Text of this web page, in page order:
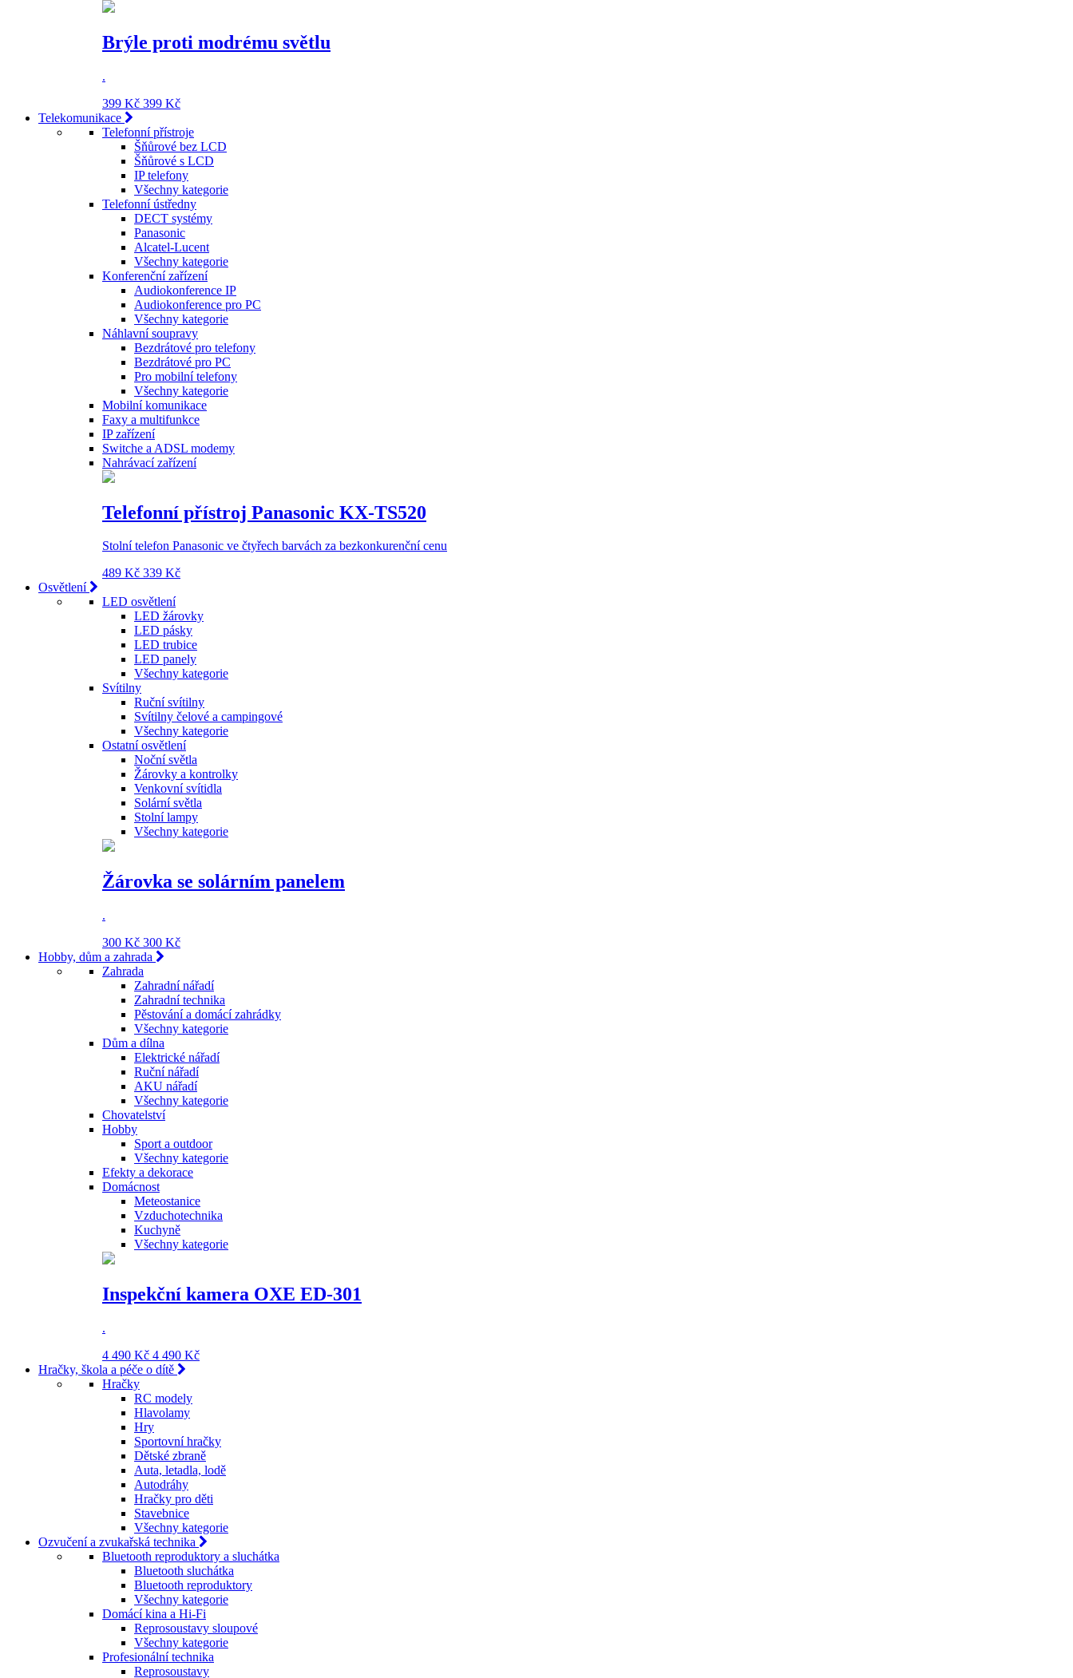
Brýle proti modrému světlu
.
399 Kč 399 Kč
Telekomunikace
Telefonní přístroje
Šňůrové bez LCD
Šňůrové s LCD
IP telefony
Všechny kategorie
Telefonní ústředny
DECT systémy
Panasonic
Alcatel-Lucent
Všechny kategorie
Konferenční zařízení
Audiokonference IP
Audiokonference pro PC
Všechny kategorie
Náhlavní soupravy
Bezdrátové pro telefony
Bezdrátové pro PC
Pro mobilní telefony
Všechny kategorie
Mobilní komunikace
Faxy a multifunkce
IP zařízení
Switche a ADSL modemy
Nahrávací zařízení
Telefonní přístroj Panasonic KX-TS520
Stolní telefon Panasonic ve čtyřech barvách za bezkonkurenční cenu
489 Kč 339 Kč
Osvětlení
LED osvětlení
LED žárovky
LED pásky
LED trubice
LED panely
Všechny kategorie
Svítilny
Ruční svítilny
Svítilny čelové a campingové
Všechny kategorie
Ostatní osvětlení
Noční světla
Žárovky a kontrolky
Venkovní svítidla
Solární světla
Stolní lampy
Všechny kategorie
Žárovka se solárním panelem
.
300 Kč 300 Kč
Hobby, dům a zahrada
Zahrada
Zahradní nářadí
Zahradní technika
Pěstování a domácí zahrádky
Všechny kategorie
Dům a dílna
Elektrické nářadí
Ruční nářadí
AKU nářadí
Všechny kategorie
Chovatelství
Hobby
Sport a outdoor
Všechny kategorie
Efekty a dekorace
Domácnost
Meteostanice
Vzduchotechnika
Kuchyně
Všechny kategorie
Inspekční kamera OXE ED-301
.
4 490 Kč 4 490 Kč
Hračky, škola a péče o dítě
Hračky
RC modely
Hlavolamy
Hry
Sportovní hračky
Dětské zbraně
Auta, letadla, lodě
Autodráhy
Hračky pro děti
Stavebnice
Všechny kategorie
Ozvučení a zvukařská technika
Bluetooth reproduktory a sluchátka
Bluetooth sluchátka
Bluetooth reproduktory
Všechny kategorie
Domácí kina a Hi-Fi
Reprosoustavy sloupové
Všechny kategorie
Profesionální technika
Reprosoustavy